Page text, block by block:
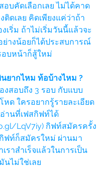
อบคัดเลือกเลย ไม่ได้คาด
ติดเลย คิดเพียงแค่ว่าถ้า
เริ่ม ถ้าไม่เริ่มวันนี้แล้วจะ
ย่างน้อยก็ได้ประสบการณ์
อบหน้าก็สู้ใหม่
ยากไหม ท้อบ้างไหม ?
งสอบถึง 3 รอบ กับแบบ
ด ใครอยากรู้รายละเอียด
านที่เฟสกิฟท์ได้
LqV7iy) กิฟท์สมัครครั้ง
ฟท์ก็สมัครใหม่ ผ่านมา
ราสำเร็จแล้วในการเป็น
นไม่ใช่เลย